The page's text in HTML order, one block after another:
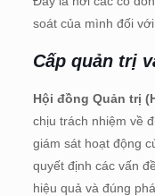
soát của mình đối với
Cấp quản trị
Hội đồng Quản trị
chịu trách nhiệm về
giám sát hoạt động
quyết định các vấn
hiệu quả và đúng